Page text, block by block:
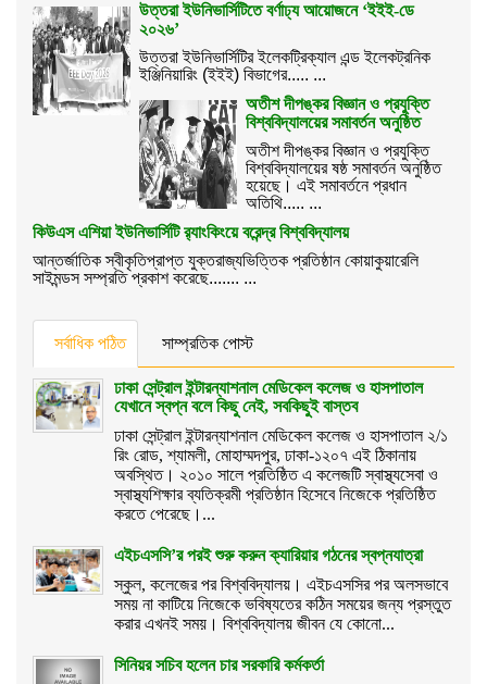
উত্তরা ইউনিভার্সিটিতে বর্ণাঢ্য আয়োজনে ‘ইইই-ডে
২০২৬’
উত্তরা ইউনিভার্সিটির ইলেকট্রিক্যাল এন্ড ইলেকট্রনিক
ইঞ্জিনিয়ারিং (ইইই) বিভাগের..... ...
অতীশ দীপঙ্কর বিজ্ঞান ও প্রযুক্তি
বিশ্ববিদ্যালয়ের সমাবর্তন অনুষ্ঠিত
অতীশ দীপঙ্কর বিজ্ঞান ও প্রযুক্তি
বিশ্ববিদ্যালয়ের ষষ্ঠ সমাবর্তন অনুষ্ঠিত
হয়েছে। এই সমাবর্তনে প্রধান
অতিথি..... ...
কিউএস এশিয়া ইউনিভার্সিটি র‌্যাংকিংয়ে বরেন্দ্র বিশ্ববিদ্যালয়
আন্তর্জাতিক স্বীকৃতিপ্রাপ্ত যুক্তরাজ্যভিত্তিক প্রতিষ্ঠান কোয়াকুয়ারেলি
সাইমন্ডস সম্প্রতি প্রকাশ করেছে....... ...
সর্বাধিক পঠিত সাম্প্রতিক পোস্ট
ঢাকা সেন্ট্রাল ইন্টারন্যাশনাল মেডিকেল কলেজ ও হাসপাতাল
যেখানে স্বপ্ন বলে কিছু নেই, সবকিছুই বাস্তব
ঢাকা সেন্ট্রাল ইন্টারন্যাশনাল মেডিকেল কলেজ ও হাসপাতাল ২/১
রিং রোড, শ্যামলী, মোহাম্মদপুর, ঢাকা-১২০৭ এই ঠিকানায়
অবস্থিত। ২০১০ সালে প্রতিষ্ঠিত এ কলেজটি স্বাস্থ্যসেবা ও
স্বাস্থ্যশিক্ষার ব্যতিক্রমী প্রতিষ্ঠান হিসেবে নিজেকে প্রতিষ্ঠিত
করতে পেরেছে।...
এইচএসসি’র পরই শুরু করুন ক্যারিয়ার গঠনের স্বপ্নযাত্রা
স্কুল, কলেজের পর বিশ্ববিদ্যালয়। এইচএসসির পর অলসভাবে
সময় না কাটিয়ে নিজেকে ভবিষ্যতের কঠিন সময়ের জন্য প্রস্তুত
করার এখনই সময়। বিশ্ববিদ্যালয় জীবন যে কোনো...
সিনিয়র সচিব হলেন চার সরকারি কর্মকর্তা